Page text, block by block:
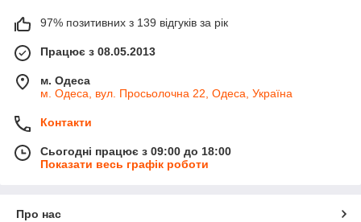
97% позитивних з 139 відгуків за рік
Працює з 08.05.2013
м. Одеса
м. Одеса, вул. Просьолочна 22, Одеса, Україна
Контакти
Сьогодні працює з 09:00 до 18:00
Показати весь графік роботи
Про нас